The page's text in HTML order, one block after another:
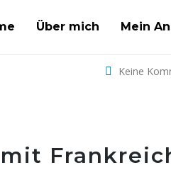
Über mich Mein
Keine